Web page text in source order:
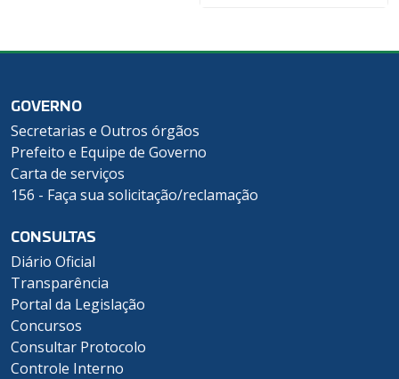
GOVERNO
Secretarias e Outros órgãos
Prefeito e Equipe de Governo
Carta de serviços
156 - Faça sua solicitação/reclamação
CONSULTAS
Diário Oficial
Transparência
Portal da Legislação
Concursos
Consultar Protocolo
Controle Interno